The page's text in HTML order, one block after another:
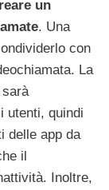
un
. Una
con
La
utenti, quindi
delle app da
il
Inoltre,